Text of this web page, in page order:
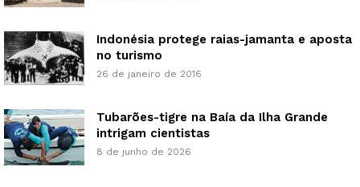
Indonésia protege raias-jamanta e aposta
no turismo
26 de janeiro de 2016
Tubarões-tigre na Baía da Ilha Grande
intrigam cientistas
8 de junho de 2026